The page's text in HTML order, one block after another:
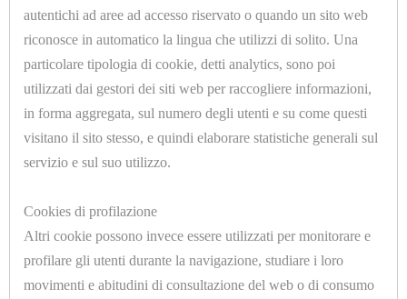
TAGLIATE
SAGOMA
IMPIANTISTICA,
CAVI,
TUBI
U9080.C
CONTROLLO ELETTRONICO ASCIUGAMENTO
<< < 4
>>
autentichi ad aree ad accesso riservato o quando un sito web
riconosce in automatico la lingua che utilizzi di solito. Una
particolare tipologia di cookie, detti analytics, sono poi
utilizzati dai gestori dei siti web per raccogliere informazioni,
in forma aggregata, sul numero degli utenti e su come questi
visitano il sito stesso, e quindi elaborare statistiche generali sul
servizio e sul suo utilizzo.
Cookies di profilazione
Altri cookie possono invece essere utilizzati per monitorare e
profilare gli utenti durante la navigazione, studiare i loro
movimenti e abitudini di consultazione del web o di consumo